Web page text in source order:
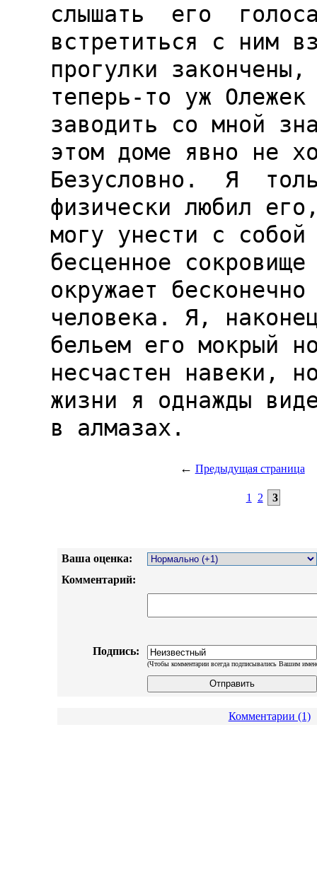
слышать  его
встретиться с ним
прогулки
теперь-то уж
заводить со мной
этом доме явно не
Безусловно.  Я
физически любил
могу унести с
бесценное
окружает
человека. Я,
бельем его мокрый
несчастен навеки,
жизни я однажды
← Предыдущая страница
1 2 3
Ваша оценка:
Комментарий:
Подпись:
(Чтобы комментарии всегда подписывались Вашим
Комментарии (1)